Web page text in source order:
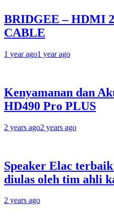
BRIDGEE – HDMI
CABLE
1 year ago1 year ago
Kenyamanan dan
HD490 Pro PLUS
2 years ago2 years ago
Speaker Elac
diulas oleh tim ahli
2 years ago